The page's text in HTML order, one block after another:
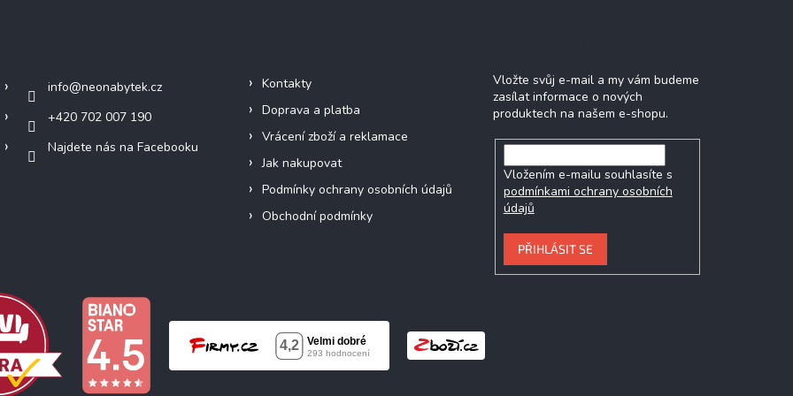
info@neonabytek.cz
+420 702 007 190
Najdete nás na Facebooku
Kontakty
Doprava a platba
Vrácení zboží a reklamace
Jak nakupovat
Podmínky ochrany osobních údajů
Obchodní podmínky
Vložte svůj e-mail a my vám budeme
zasílat informace o nových
produktech na našem e-shopu.
Vložením e-mailu souhlasíte s
podmínkami ochrany osobních
údajů
PŘIHLÁSIT SE